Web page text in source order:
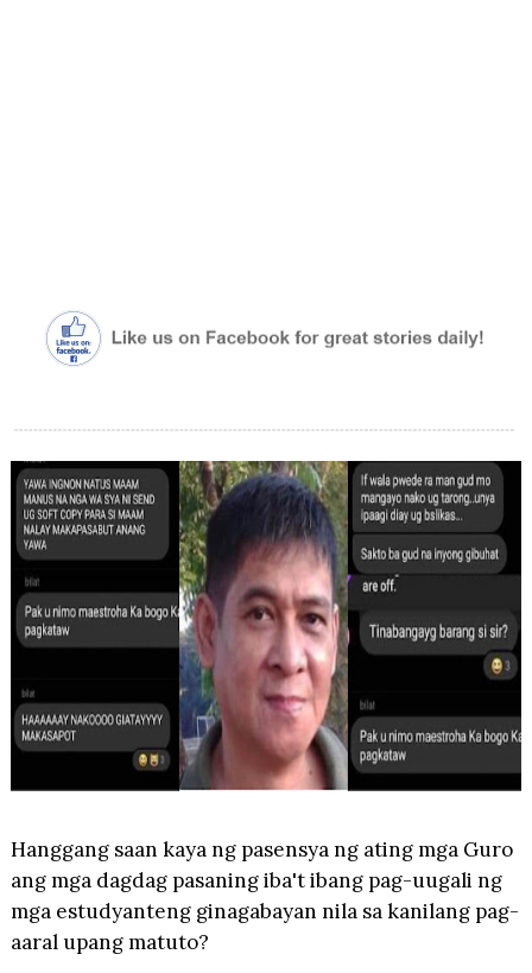
Hanggang saan kaya ng pasensya ng ating mga Guro
ang mga dagdag pasaning iba't ibang pag-uugali ng
mga estudyanteng ginagabayan nila sa kanilang pag-
aaral upang matuto?